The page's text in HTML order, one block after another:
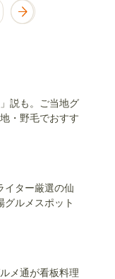
説も。ご当地グ
・野毛でおすす
イター厳選の仙
ルメスポット
メ通が看板料理